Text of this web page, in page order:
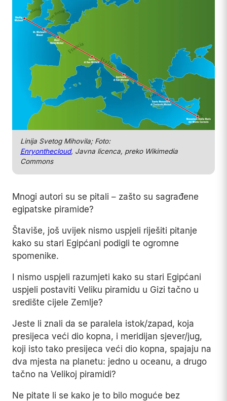
Linija Svetog Mihovila; Foto:
Enryonthecloud, Javna licenca, preko Wikimedia
Commons
Mnogi autori su se pitali – zašto su sagrađene
egipatske piramide?
Štaviše, još uvijek nismo uspjeli riješiti pitanje
kako su stari Egipćani podigli te ogromne
spomenike.
I nismo uspjeli razumjeti kako su stari Egipćani
uspjeli postaviti Veliku piramidu u Gizi tačno u
središte cijele Zemlje?
Jeste li znali da se paralela istok/zapad, koja
presijeca veći dio kopna, i meridijan sjever/jug,
koji isto tako presijeca veći dio kopna, spajaju na
dva mjesta na planetu: jedno u oceanu, a drugo
tačno na Velikoj piramidi?
Ne pitate li se kako je to bilo moguće bez